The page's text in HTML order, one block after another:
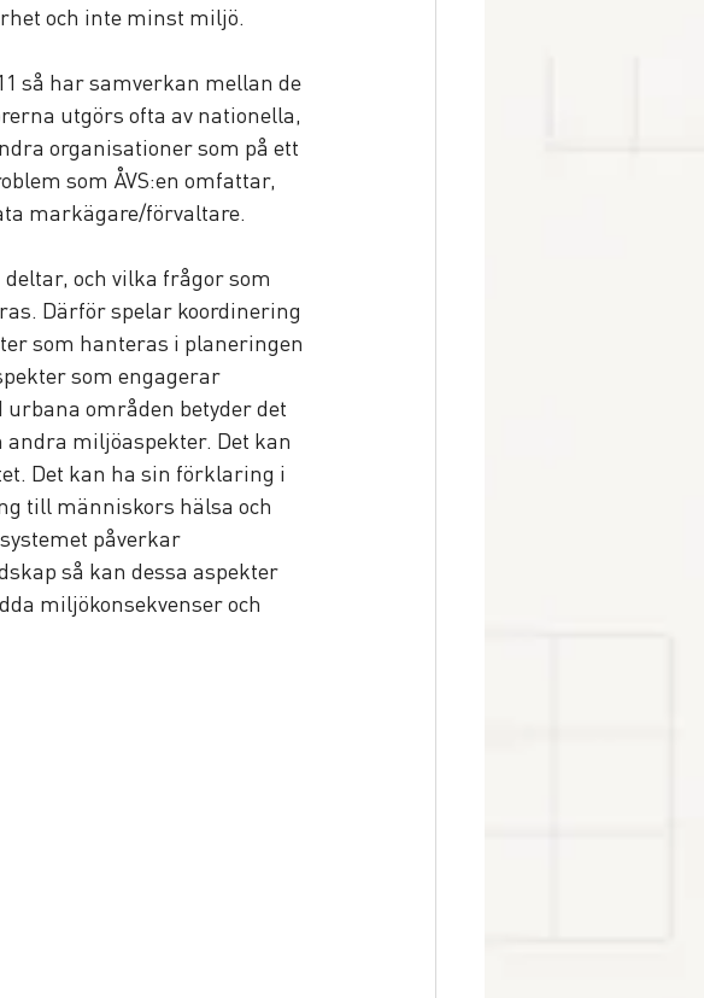
och inte minst miljö.
så har samverkan mellan de
utgörs ofta av nationella,
organisationer som på ett
som ÅVS:en omfattar,
markägare/förvaltare.
och vilka frågor som
Därför spelar koordinering
som hanteras i planeringen
som engagerar
områden betyder det
miljöaspekter. Det kan
Det kan ha sin förklaring i
till människors hälsa och
påverkar
så kan dessa aspekter
miljökonsekvenser och